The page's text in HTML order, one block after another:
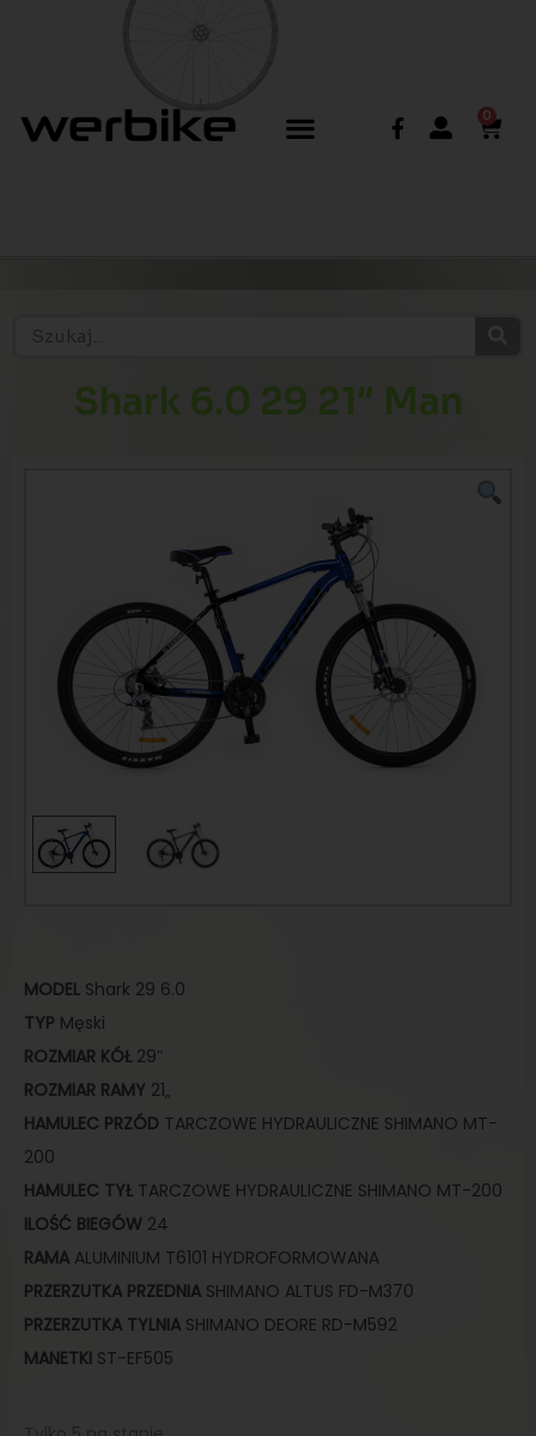
0
Shark 6.0 29 21″ Man
MODEL Shark 29 6.0
TYP Męski
ROZMIAR KÓŁ 29″
ROZMIAR RAMY 21„
HAMULEC PRZÓD TARCZOWE HYDRAULICZNE SHIMANO MT-
200
HAMULEC TYŁ TARCZOWE HYDRAULICZNE SHIMANO MT-200
ILOŚĆ BIEGÓW 24
RAMA ALUMINIUM T6101 HYDROFORMOWANA
PRZERZUTKA PRZEDNIA SHIMANO ALTUS FD-M370
PRZERZUTKA TYLNIA SHIMANO DEORE RD-M592
MANETKI ST-EF505